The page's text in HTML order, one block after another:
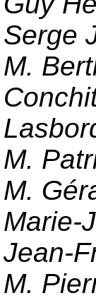
Serge
M.
M.
M.
Marie-
Jean-
M.